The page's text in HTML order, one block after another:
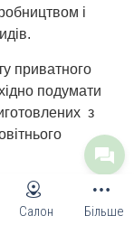
Салон Більше
і
приватного
подумати
з